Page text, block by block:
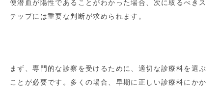
便潜血が陽性であることがわかった場合、次に取るべきス
テップには重要な判断が求められます。
まず、専門的な診察を受けるために、適切な診療科を選ぶ
ことが必要です。多くの場合、早期に正しい診療科にかか